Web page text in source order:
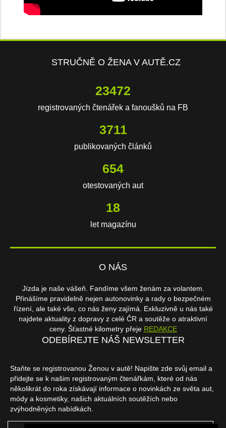
STRUČNĚ O ŽENA V AUTĚ.CZ
23472
registrovaných čtenářek a fanoušků na FB
3711
publikovaných článků
654
otestovaných aut
18
let magazínu
O NÁS
Jízda je naše vášeň. Fandíme všem ženám za volantem.
Přinášíme pravidelně nejen autonovinky a rady o bezpečném
řízení, ale také vše, co nás ženy zajímá. Exkluzivně u nás také
najdete aktuality z dopravy z celé ČR a soutěže o atraktivní
ceny. Šťastné kilometry přeje REDAKCE
ODEBÍREJTE NÁŠ NEWSLETTER
Staňte se registrovanou Ženou v autě! Napište zde svůj email a
přidejte se k našim registrovaným čtenářkám, které od nás
několikrát do roka získávají informace o novinkách ze světa aut,
módy a kosmetiky, našich aktuálních soutěžích nebo
zvýhodněných nabídkách.